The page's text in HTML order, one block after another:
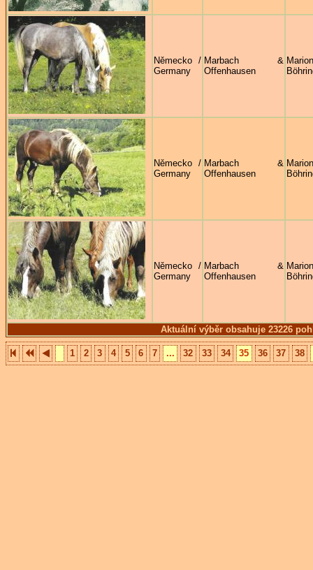
Aktuální výběr obsahuje 23226
Německo /
Germany
Marbach &
Offenhausen
Marion
Německo /
Germany
Marbach &
Offenhausen
Marion
Německo /
Germany
Marbach &
Offenhausen
Marion
1 2 3 4 5 6 7 ... 32 33 34 35 36 37 38